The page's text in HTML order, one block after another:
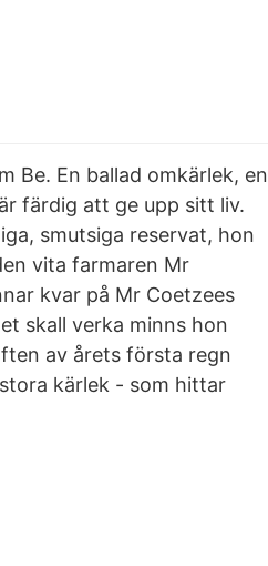
Be. En ballad omkärlek, en
färdig att ge upp sitt liv.
smutsiga reservat, hon
vita farmaren Mr
kvar på Mr Coetzees
skall verka minns hon
av årets första regn
kärlek - som hittar